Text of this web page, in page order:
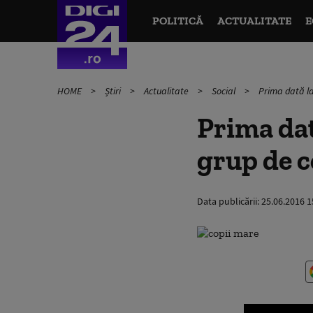
POLITICĂ ACTUALITATE
HOME Știri Actualitate Social Prima dată
Prima
grup de
Data publicării:25.06.2016